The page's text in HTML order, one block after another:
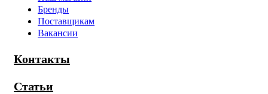
Бренды
Поставщикам
Вакансии
Контакты
Статьи